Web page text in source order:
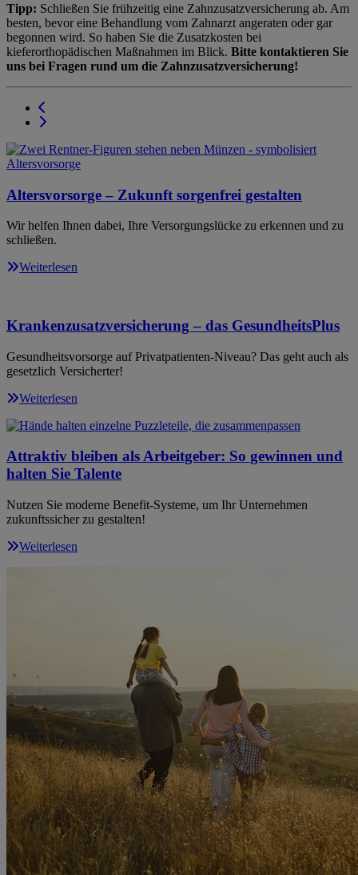
Tipp: Schließen Sie frühzeitig eine Zahnzusatzversicherung ab. Am
besten, bevor eine Behandlung vom Zahnarzt angeraten oder gar
begonnen wird. So haben Sie die Zusatzkosten bei
kieferorthopädischen Maßnahmen im Blick. Bitte kontaktieren Sie
uns bei Fragen rund um die Zahnzusatzversicherung!
Altersvorsorge – Zukunft sorgenfrei gestalten
Wir helfen Ihnen dabei, Ihre Versorgungslücke zu erkennen und zu
schließen.
Weiterlesen
Krankenzusatzversicherung – das GesundheitsPlus
Gesundheitsvorsorge auf Privatpatienten-Niveau? Das geht auch als
gesetzlich Versicherter!
Weiterlesen
Attraktiv bleiben als Arbeitgeber: So gewinnen und
halten Sie Talente
Nutzen Sie moderne Benefit-Systeme, um Ihr Unternehmen
zukunftssicher zu gestalten!
Weiterlesen